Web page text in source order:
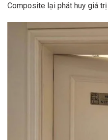
Composite lại phát huy giá